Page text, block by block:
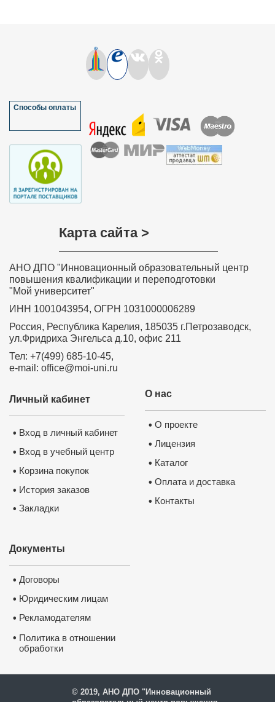
реестр ФИС ФРДО
✅Данные о документе
Госуслугах
подтверждает лицензия, выданная
лицензию
Нажмите на изображение, чтобы
Способы оплаты
Карта сайта >
АНО ДПО "Инновационный образовательный центр
повышения квалификации и переподготовки
"Мой университет"
ИНН 1001043954, ОГРН 1031000006289
Россия, Республика Карелия, 185035 г.Петрозаводск,
ул.Фридриха Энгельса д.10, офис 211
Тел: +7(499) 685-10-45,
e-mail: office@moi-uni.ru
О нас
• О проекте
• Лицензия
• Каталог
• Оплата и доставка
• Контакты
Личный кабинет
• Вход в личный кабинет
• Вход в учебный центр
• Корзина покупок
• История заказов
• Закладки
Документы
• Договоры
• Юридическим лицам
• Рекламодателям
• Политика в отношении
обработки
© 2019, АНО ДПО "Инновационный